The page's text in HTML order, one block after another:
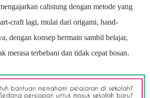
calistung dengan metode yang
craft lagi, mulai dari origami, hand-
dengan konsep bermain sambil belajar,
merasa terbebani dan tidak cepat bosan.